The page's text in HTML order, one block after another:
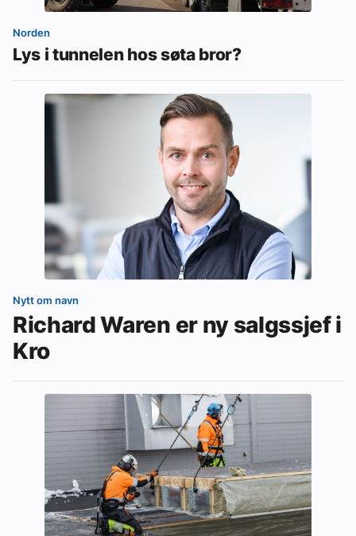
Norden
Lys i tunnelen hos søta bror?
Nytt om navn
Richard Waren er ny salgssjef i
Kro